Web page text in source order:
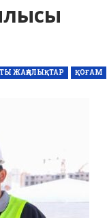
ЖАҢАЛЫҚТАР ҚОҒАМ